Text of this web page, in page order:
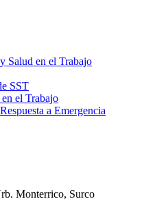
Salud en el Trabajo
SST
el Trabajo
a Emergencia
Monterrico, Surco